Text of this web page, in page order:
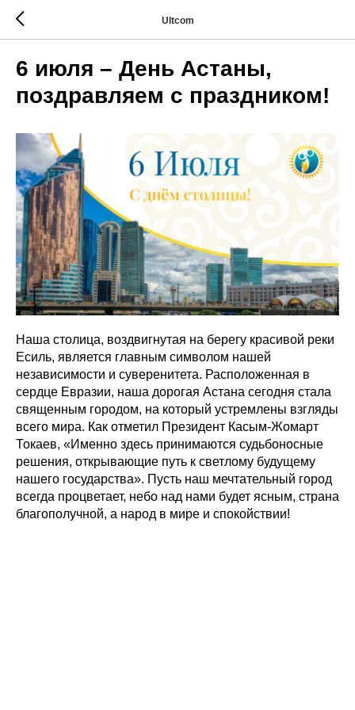
Ultcom
6 июля – День Астаны,
поздравляем с праздником!
Наша столица, воздвигнутая на берегу красивой реки
Есиль, является главным символом нашей
независимости и суверенитета. Расположенная в
сердце Евразии, наша дорогая Астана сегодня стала
священным городом, на который устремлены взгляды
всего мира. Как отметил Президент Касым-Жомарт
Токаев, «Именно здесь принимаются судьбоносные
решения, открывающие путь к светлому будущему
нашего государства». Пусть наш мечтательный город
всегда процветает, небо над нами будет ясным, страна
благополучной, а народ в мире и спокойствии!